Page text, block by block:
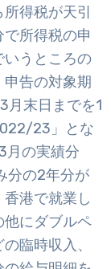
得税が天引
所得税の申
うところの
告の対象期
月末日までを1
23」とな
月の実績分
分の2年分が
港で就業し
他にダブルペ
臨時収入、